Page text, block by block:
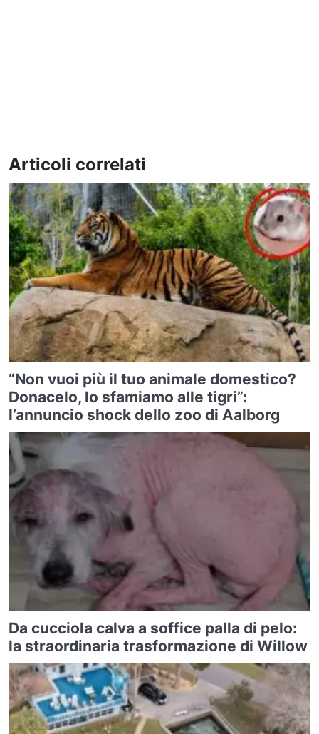
Articoli correlati
“Non vuoi più il tuo animale domestico?
Donacelo, lo sfamiamo alle tigri”:
l’annuncio shock dello zoo di Aalborg
Da cucciola calva a soffice palla di pelo:
la straordinaria trasformazione di Willow